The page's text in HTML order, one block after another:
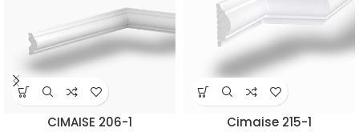
CIMAISE 206-1 Cimaise 215-1